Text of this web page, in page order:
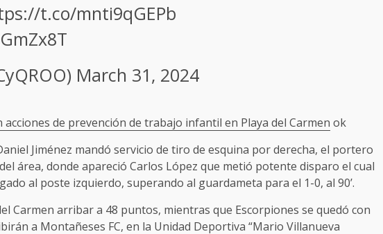
t.co/mnti9qGEPb
March 31, 2024
acciones de prevención de trabajo infantil en Playa del Carmen ok
Jiménez mandó servicio de tiro de esquina por derecha, el portero
área, donde apareció Carlos López que metió potente disparo el cual
al poste izquierdo, superando al guardameta para el 1-0, al 90’.
Carmen arribar a 48 puntos, mientras que Escorpiones se quedó con
a Montañeses FC, en la Unidad Deportiva “Mario Villanueva